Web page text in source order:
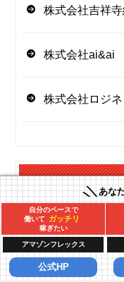
株式会社吉祥
株式会社ai&ai
株式会社ロジ
委託ドライバー
年収シミュレーシ
委託ドライバー
あな
自分のペースで
働いて ガッチリ
稼ぎたい
アマゾンフレックス
公式HP